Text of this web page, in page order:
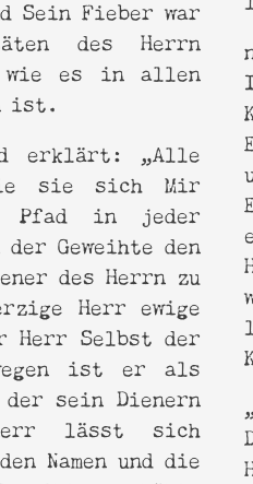
Sein Fieber war
des Herrn
wie es in allen
ist.
erklärt: „Alle
sie sich Mir
Pfad in jeder
Geweihte den
des Herrn zu
Herr ewige
Herr Selbst der
ist er als
der sein Dienern
lässt sich
Namen und die